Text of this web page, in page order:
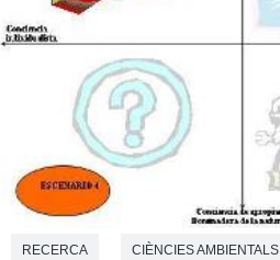
RECERCA CIÈNCIES AMBIENTALS